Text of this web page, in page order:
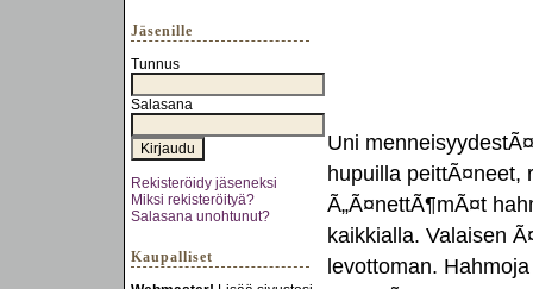
Jäsenille
Tunnus
Salasana
Rekisteröidy jäseneksi
Miksi rekisteröityä?
Salasana unohtunut?
Kaupalliset
Uni
hupuilla peittÃ¤neet,
Ã„Ã¤nettÃ¶mÃ¤t
kaikkialla. Valaisen
levottoman.